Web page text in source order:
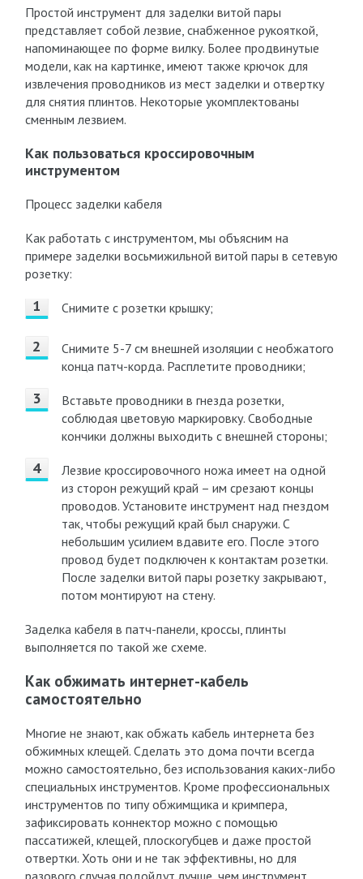
Простой инструмент для заделки витой пары
представляет собой лезвие, снабженное рукояткой,
напоминающее по форме вилку. Более продвинутые
модели, как на картинке, имеют также крючок для
извлечения проводников из мест заделки и отвертку
для снятия плинтов. Некоторые укомплектованы
сменным лезвием.
Как пользоваться кроссировочным
инструментом
Процесс заделки кабеля
Как работать с инструментом, мы объясним на
примере заделки восьмижильной витой пары в сетевую
розетку:
Снимите с розетки крышку;
Снимите 5-7 см внешней изоляции с необжатого
конца патч-корда. Расплетите проводники;
Вставьте проводники в гнезда розетки,
соблюдая цветовую маркировку. Свободные
кончики должны выходить с внешней стороны;
Лезвие кроссировочного ножа имеет на одной
из сторон режущий край – им срезают концы
проводов. Установите инструмент над гнездом
так, чтобы режущий край был снаружи. С
небольшим усилием вдавите его. После этого
провод будет подключен к контактам розетки.
После заделки витой пары розетку закрывают,
потом монтируют на стену.
Заделка кабеля в патч-панели, кроссы, плинты
выполняется по такой же схеме.
Как обжимать интернет-кабель
самостоятельно
Многие не знают, как обжать кабель интернета без
обжимных клещей. Сделать это дома почти всегда
можно самостоятельно, без использования каких-либо
специальных инструментов. Кроме профессиональных
инструментов по типу обжимщика и кримпера,
зафиксировать коннектор можно с помощью
пассатижей, клещей, плоскогубцев и даже простой
отвертки. Хоть они и не так эффективны, но для
разового случая подойдут лучше, чем инструмент